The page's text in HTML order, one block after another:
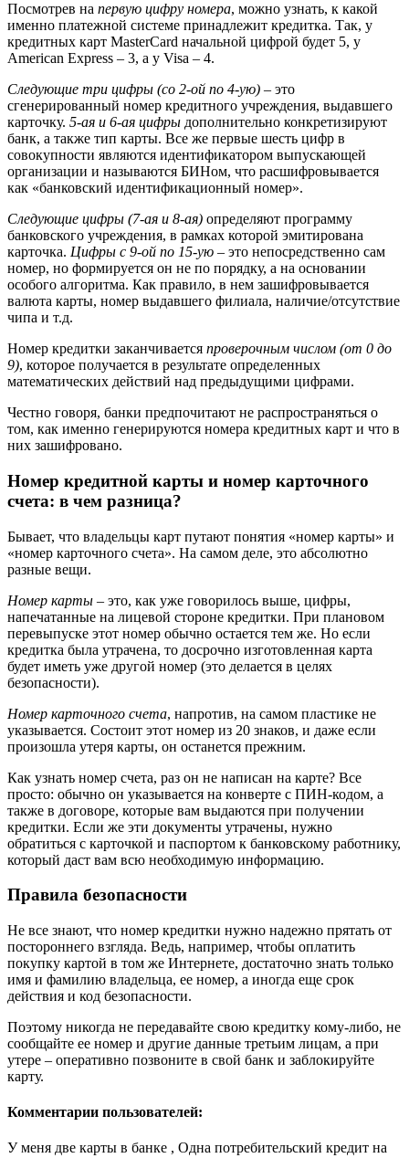
Посмотрев на первую цифру номера, можно узнать, к какой
именно платежной системе принадлежит кредитка. Так, у
кредитных карт MasterCard начальной цифрой будет 5, у
American Express – 3, а у Visa – 4.
Следующие три цифры (со 2-ой по 4-ую) – это
сгенерированный номер кредитного учреждения, выдавшего
карточку. 5-ая и 6-ая цифры дополнительно конкретизируют
банк, а также тип карты. Все же первые шесть цифр в
совокупности являются идентификатором выпускающей
организации и называются БИНом, что расшифровывается
как «банковский идентификационный номер».
Следующие цифры (7-ая и 8-ая) определяют программу
банковского учреждения, в рамках которой эмитирована
карточка. Цифры с 9-ой по 15-ую – это непосредственно сам
номер, но формируется он не по порядку, а на основании
особого алгоритма. Как правило, в нем зашифровывается
валюта карты, номер выдавшего филиала, наличие/отсутствие
чипа и т.д.
Номер кредитки заканчивается проверочным числом (от 0 до
9), которое получается в результате определенных
математических действий над предыдущими цифрами.
Честно говоря, банки предпочитают не распространяться о
том, как именно генерируются номера кредитных карт и что в
них зашифровано.
Номер кредитной карты и номер карточного
счета: в чем разница?
Бывает, что владельцы карт путают понятия «номер карты» и
«номер карточного счета». На самом деле, это абсолютно
разные вещи.
Номер карты – это, как уже говорилось выше, цифры,
напечатанные на лицевой стороне кредитки. При плановом
перевыпуске этот номер обычно остается тем же. Но если
кредитка была утрачена, то досрочно изготовленная карта
будет иметь уже другой номер (это делается в целях
безопасности).
Номер карточного счета, напротив, на самом пластике не
указывается. Состоит этот номер из 20 знаков, и даже если
произошла утеря карты, он останется прежним.
Как узнать номер счета, раз он не написан на карте? Все
просто: обычно он указывается на конверте с ПИН-кодом, а
также в договоре, которые вам выдаются при получении
кредитки. Если же эти документы утрачены, нужно
обратиться с карточкой и паспортом к банковскому работнику,
который даст вам всю необходимую информацию.
Правила безопасности
Не все знают, что номер кредитки нужно надежно прятать от
постороннего взгляда. Ведь, например, чтобы оплатить
покупку картой в том же Интернете, достаточно знать только
имя и фамилию владельца, ее номер, а иногда еще срок
действия и код безопасности.
Поэтому никогда не передавайте свою кредитку кому-либо, не
сообщайте ее номер и другие данные третьим лицам, а при
утере – оперативно позвоните в свой банк и заблокируйте
карту.
Комментарии пользователей:
У меня две карты в банке , Одна потребительский кредит на